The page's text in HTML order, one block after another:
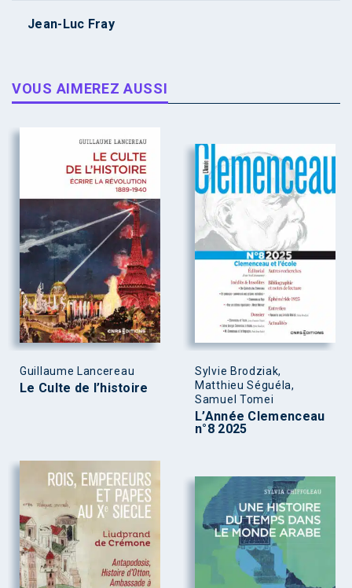
Jean-Luc Fray
VOUS AIMEREZ AUSSI
Guillaume Lancereau
Le Culte de l’histoire
Sylvie Brodziak,
Matthieu Séguéla,
Samuel Tomei
L’Année Clemenceau
n°8 2025